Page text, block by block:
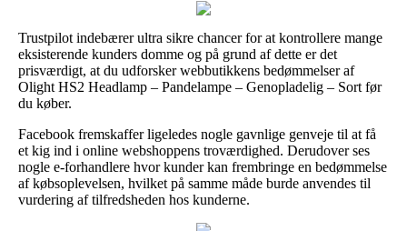
Trustpilot indebærer ultra sikre chancer for at kontrollere mange
eksisterende kunders domme og på grund af dette er det
prisværdigt, at du udforsker webbutikkens bedømmelser af
Olight HS2 Headlamp – Pandelampe – Genopladelig – Sort før
du køber.
Facebook fremskaffer ligeledes nogle gavnlige genveje til at få
et kig ind i online webshoppens troværdighed. Derudover ses
nogle e-forhandlere hvor kunder kan frembringe en bedømmelse
af købsoplevelsen, hvilket på samme måde burde anvendes til
vurdering af tilfredsheden hos kunderne.